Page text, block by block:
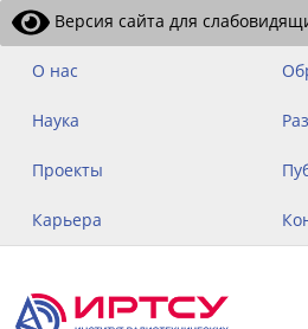
Версия сайта для
О нас
Наука
Проекты
Карьера